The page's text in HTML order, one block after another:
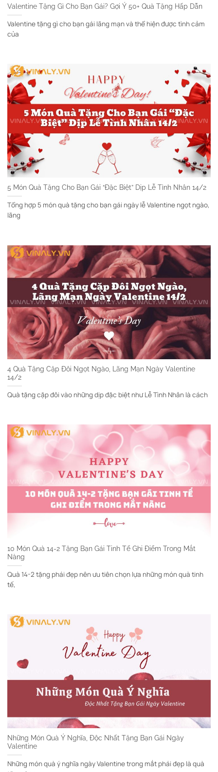
Valentine Tặng Gì Cho Bạn Gái? Gợi Ý 50+ Quà Tặng Hấp Dẫn
Valentine tặng gì cho bạn gái lãng mạn và thể hiện được tình cảm
của
5 Món Quà Tặng Cho Bạn Gái “Đặc Biệt” Dịp Lễ Tình Nhân 14/2
Tổng hợp 5 món quà tặng cho bạn gái ngày lễ Valentine ngọt ngào,
lãng
4 Quà Tặng Cặp Đôi Ngọt Ngào, Lãng Mạn Ngày Valentine
14/2
Quà tặng cặp đôi vào những dịp đặc biệt như Lễ Tình Nhân là cách
10 Món Quà 14-2 Tặng Bạn Gái Tinh Tế Ghi Điểm Trong Mắt
Nàng
Quà 14-2 tặng phái đẹp nên ưu tiên chọn lựa những món quà tinh
tế,
Những Món Quà Ý Nghĩa, Độc Nhất Tặng Bạn Gái Ngày
Valentine
Những món quà ý nghĩa ngày Valentine trong mắt phái đẹp là quà